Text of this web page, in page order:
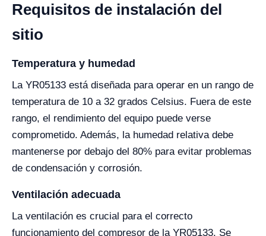
Requisitos de instalación del
sitio
Temperatura y humedad
La YR05133 está diseñada para operar en un rango de
temperatura de 10 a 32 grados Celsius. Fuera de este
rango, el rendimiento del equipo puede verse
comprometido. Además, la humedad relativa debe
mantenerse por debajo del 80% para evitar problemas
de condensación y corrosión.
Ventilación adecuada
La ventilación es crucial para el correcto
funcionamiento del compresor de la YR05133. Se